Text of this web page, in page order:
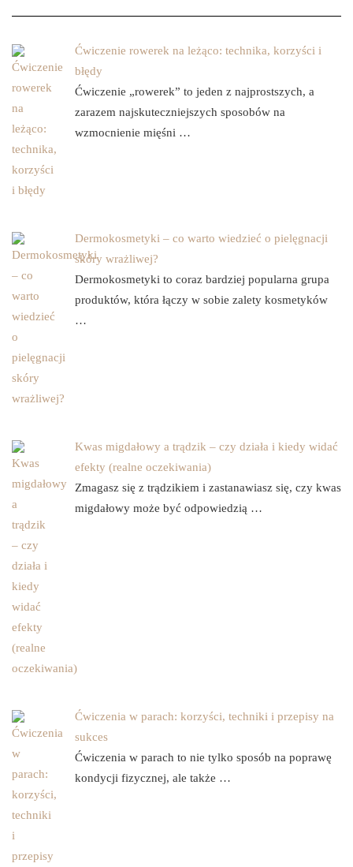
Ćwiczenie rowerek na leżąco: technika, korzyści i
błędy
Ćwiczenie „rowerek” to jeden z najprostszych, a
zarazem najskuteczniejszych sposobów na
wzmocnienie mięśni …
Dermokosmetyki – co warto wiedzieć o pielęgnacji
skóry wrażliwej?
Dermokosmetyki to coraz bardziej popularna grupa
produktów, która łączy w sobie zalety kosmetyków
…
Kwas migdałowy a trądzik – czy działa i kiedy widać
efekty (realne oczekiwania)
Zmagasz się z trądzikiem i zastanawiasz się, czy kwas
migdałowy może być odpowiedzią …
Ćwiczenia w parach: korzyści, techniki i przepisy na
sukces
Ćwiczenia w parach to nie tylko sposób na poprawę
kondycji fizycznej, ale także …